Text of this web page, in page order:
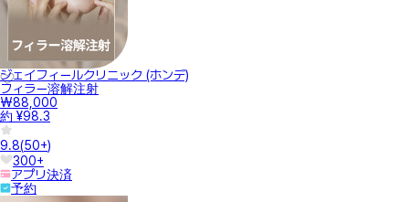
ジェイフィールクリニック (ホンデ)
フィラー溶解注射
₩88,000
約 ¥98.3
9.8(50+)
300+
アプリ決済
予約